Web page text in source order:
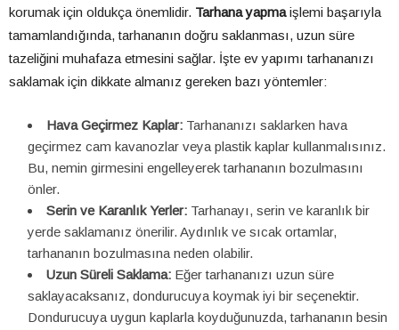
korumak için oldukça önemlidir. Tarhana yapmaişlemi başarıyla
tamamlandığında, tarhananın doğru saklanması, uzun süre
tazeliğini muhafaza etmesini sağlar. İşte ev yapımı tarhananızı
saklamak için dikkate almanız gereken bazı yöntemler:
Hava Geçirmez Kaplar: Tarhananızı saklarken hava
geçirmez cam kavanozlar veya plastik kaplar kullanmalısınız.
Bu, nemin girmesini engelleyerek tarhananın bozulmasını
önler.
Serin ve Karanlık Yerler: Tarhanayı, serin ve karanlık bir
yerde saklamanız önerilir. Aydınlık ve sıcak ortamlar,
tarhananın bozulmasına neden olabilir.
Uzun Süreli Saklama: Eğer tarhananızı uzun süre
saklayacaksanız, dondurucuya koymak iyi bir seçenektir.
Dondurucuya uygun kaplarla koyduğunuzda, tarhananın besin